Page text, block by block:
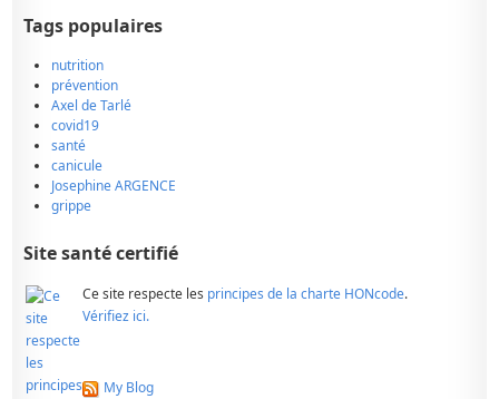
Tags populaires
nutrition
prévention
Axel de Tarlé
covid19
santé
canicule
Josephine ARGENCE
grippe
Site santé certifié
Ce site respecte les principes de la charte HONcode.
Vérifiez ici.
My Blog